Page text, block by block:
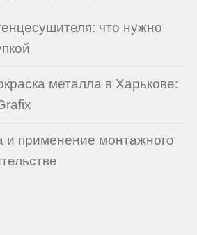
что нужно
металла в Харькове:
и применение монтажного